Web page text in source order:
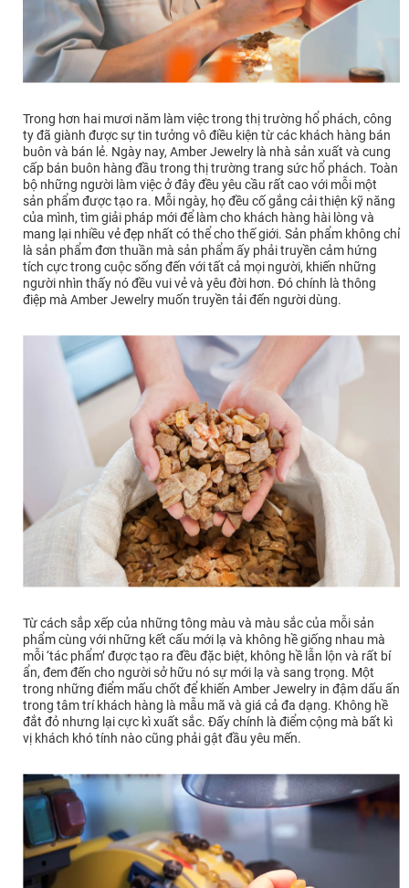
Trong hơn hai mươi năm làm việc trong thị trường hổ phách, công
ty đã giành được sự tin tưởng vô điều kiện từ các khách hàng bán
buôn và bán lẻ. Ngày nay, Amber Jewelry là nhà sản xuất và cung
cấp bán buôn hàng đầu trong thị trường trang sức hổ phách. Toàn
bộ những người làm việc ở đây đều yêu cầu rất cao với mỗi một
sản phẩm được tạo ra. Mỗi ngày, họ đều cố gắng cải thiện kỹ năng
của mình, tìm giải pháp mới để làm cho khách hàng hài lòng và
mang lại nhiều vẻ đẹp nhất có thể cho thế giới. Sản phẩm không chỉ
là sản phẩm đơn thuần mà sản phẩm ấy phải truyền cảm hứng
tích cực trong cuộc sống đến với tất cả mọi người, khiến những
người nhìn thấy nó đều vui vẻ và yêu đời hơn. Đó chính là thông
điệp mà Amber Jewelry muốn truyền tải đến người dùng.
Từ cách sắp xếp của những tông màu và màu sắc của mỗi sản
phẩm cùng với những kết cấu mới lạ và không hề giống nhau mà
mỗi ‘tác phẩm’ được tạo ra đều đặc biệt, không hề lẫn lộn và rất bí
ẩn, đem đến cho người sở hữu nó sự mới lạ và sang trọng. Một
trong những điểm mấu chốt để khiến Amber Jewelry in đậm dấu ấn
trong tâm trí khách hàng là mẫu mã và giá cả đa dạng. Không hề
đắt đỏ nhưng lại cực kì xuất sắc. Đấy chính là điểm cộng mà bất kì
vị khách khó tính nào cũng phải gật đầu yêu mến.